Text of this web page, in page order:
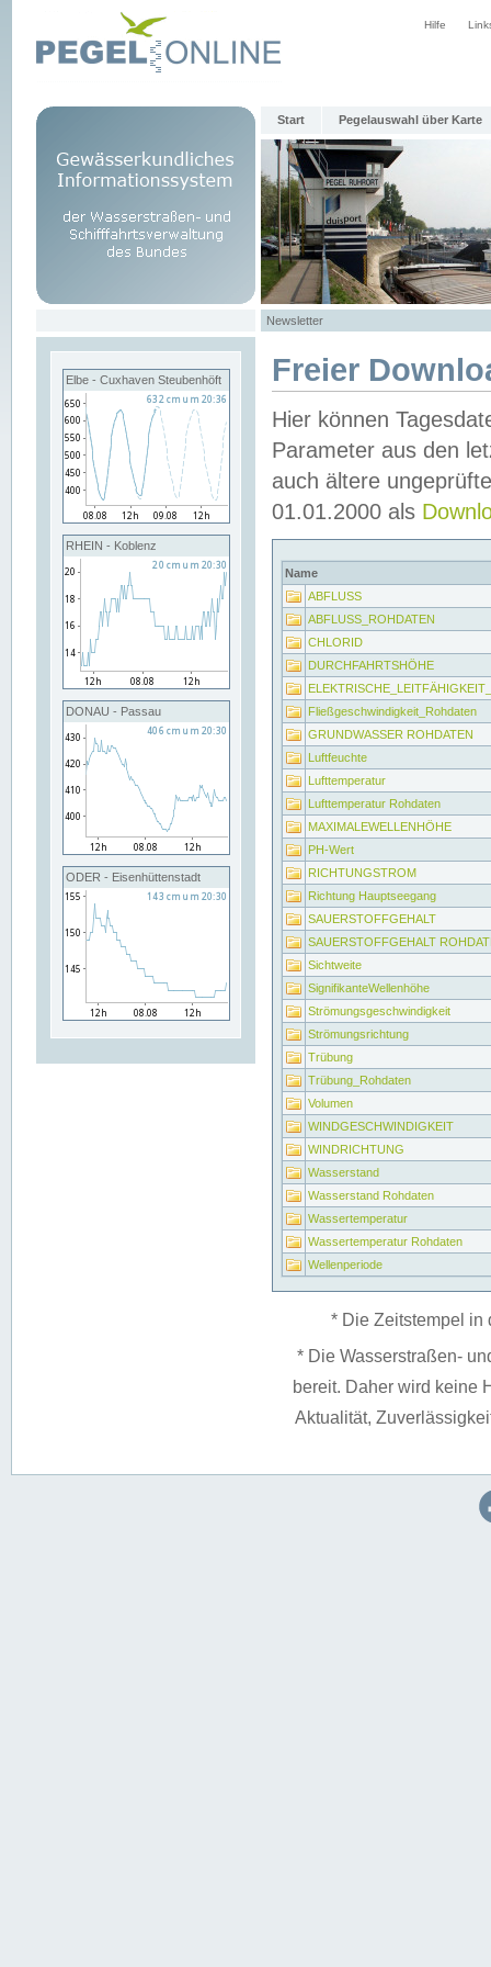
Hilfe
Start Pegelauswahl über Karte
Newsletter
Elbe - Cuxhaven Steubenhöft
RHEIN - Koblenz
DONAU - Passau
ODER - Eisenhüttenstadt
Freier
Hier können
Parameter aus den
auch ältere
01.01.2000 als
Name
ABFLUSS
ABFLUSS_ROHDATEN
CHLORID
DURCHFAHRTSHÖHE
Fließgeschwindigkeit_Rohdaten
GRUNDWASSER ROHDATEN
Luftfeuchte
Lufttemperatur
Lufttemperatur Rohdaten
MAXIMALEWELLENHÖHE
PH-Wert
RICHTUNGSTROM
Richtung Hauptseegang
SAUERSTOFFGEHALT
SAUERSTOFFGEHALT
Sichtweite
SignifikanteWellenhöhe
Strömungsgeschwindigkeit
Strömungsrichtung
Trübung
Trübung_Rohdaten
Volumen
WINDGESCHWINDIGKEIT
WINDRICHTUNG
Wasserstand
Wasserstand Rohdaten
Wassertemperatur
Wassertemperatur Rohdaten
Wellenperiode
* Die Zeitstempel in
* Die Wasserstraßen-
bereit. Daher wird keine
Aktualität,